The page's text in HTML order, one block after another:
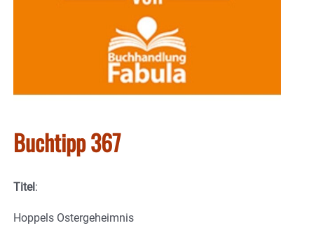
Buchtipp 367
Titel:
Hoppels Ostergeheimnis